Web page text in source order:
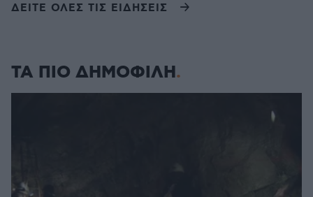
ΔΕΙΤΕ ΟΛΕΣ ΤΙΣ ΕΙΔΗΣΕΙΣ
ΤΑ ΠΙΟ ΔΗΜΟΦΙΛΗ